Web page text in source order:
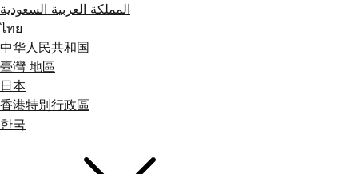
المملكة العربية السعودية
ไทย
中华人民共和国
臺灣 地區
日本
香港特別行政區
한국